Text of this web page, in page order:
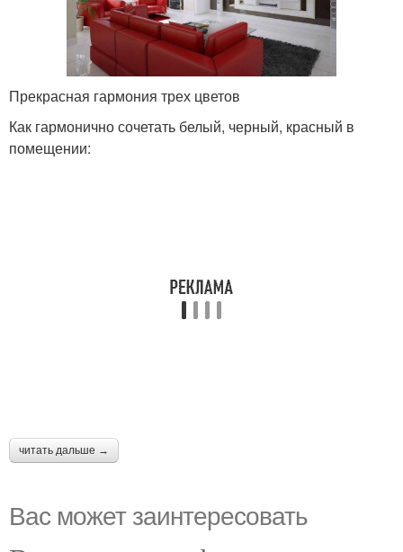
Прекрасная гармония трех цветов
Как гармонично сочетать белый, черный, красный в
помещении:
читать дальше →
Вас может заинтересовать